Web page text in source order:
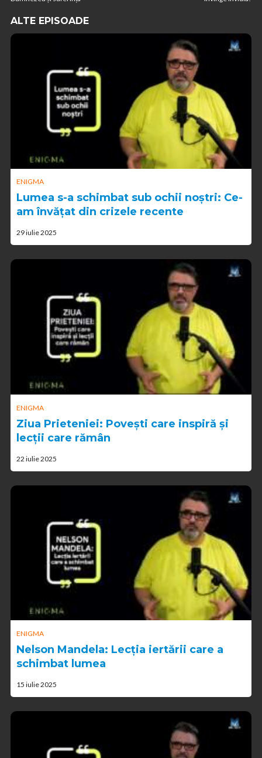
ALTE EPISOADE
ENIGMA
Lumea s-a schimbat sub ochii noștri: Ce-
am învățat din crizele recente
29 iulie 2025
ENIGMA
Ziua Prieteniei: Povești care inspiră și
lecții care rămân
22 iulie 2025
ENIGMA
Nelson Mandela: Lecția iertării care a
schimbat lumea
15 iulie 2025